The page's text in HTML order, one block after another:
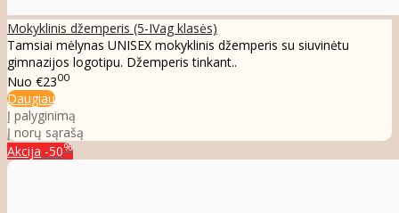
Mokyklinis džemperis (5-IVag klasės)
Tamsiai mėlynas UNISEX mokyklinis džemperis su siuvinėtu
gimnazijos logotipu. Džemperis tinkant..
Nuo €2300
Daugiau
Į palyginimą
Į norų sąrašą
Akcija -50%